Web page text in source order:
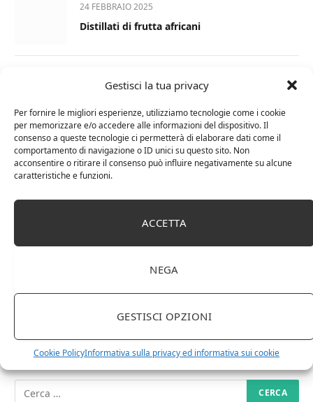
Gestisci la tua privacy
Per fornire le migliori esperienze, utilizziamo tecnologie come i cookie
per memorizzare e/o accedere alle informazioni del dispositivo. Il
consenso a queste tecnologie ci permetterà di elaborare dati come il
comportamento di navigazione o ID unici su questo sito. Non
acconsentire o ritirare il consenso può influire negativamente su alcune
caratteristiche e funzioni.
ACCETTA
NEGA
GESTISCI OPZIONI
Cookie PolicyInformativa sulla privacy ed informativa sui cookie
24 FEBBRAIO 2025
Distillati di frutta africani
La Champagnerie: vini, bollicine, champagne,
distillati e food online
1 APRILE 2024
Differenza tra brandy e cognac: tutte le
curiosità
irlandesi
RICERCA NEL SITO